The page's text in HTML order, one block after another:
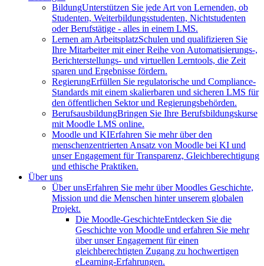
BildungUnterstützen Sie jede Art von Lernenden, ob
Studenten, Weiterbildungsstudenten, Nichtstudenten
oder Berufstätige - alles in einem LMS.
Lernen am ArbeitsplatzSchulen und qualifizieren Sie
Ihre Mitarbeiter mit einer Reihe von Automatisierungs-,
Berichterstellungs- und virtuellen Lerntools, die Zeit
sparen und Ergebnisse fördern.
RegierungErfüllen Sie regulatorische und Compliance-
Standards mit einem skalierbaren und sicheren LMS für
den öffentlichen Sektor und Regierungsbehörden.
BerufsausbildungBringen Sie Ihre Berufsbildungskurse
mit Moodle LMS online.
Moodle und KIErfahren Sie mehr über den
menschenzentrierten Ansatz von Moodle bei KI und
unser Engagement für Transparenz, Gleichberechtigung
und ethische Praktiken.
Über uns
Über unsErfahren Sie mehr über Moodles Geschichte,
Mission und die Menschen hinter unserem globalen
Projekt.
Die Moodle-GeschichteEntdecken Sie die
Geschichte von Moodle und erfahren Sie mehr
über unser Engagement für einen
gleichberechtigten Zugang zu hochwertigen
eLearning-Erfahrungen.